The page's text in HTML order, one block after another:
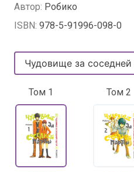
Автор: Робико
ISBN: 978-5-91996-098-0
Чудовище за соседней
Том 1 Том 2